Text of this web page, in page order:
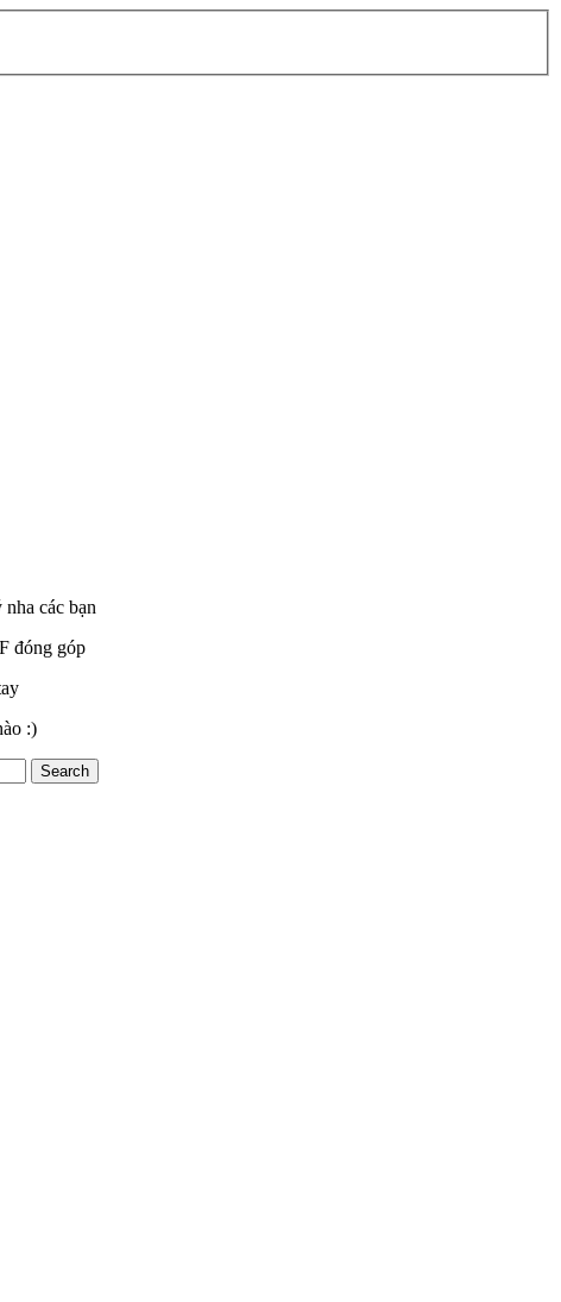
các bạn
đóng góp
:)